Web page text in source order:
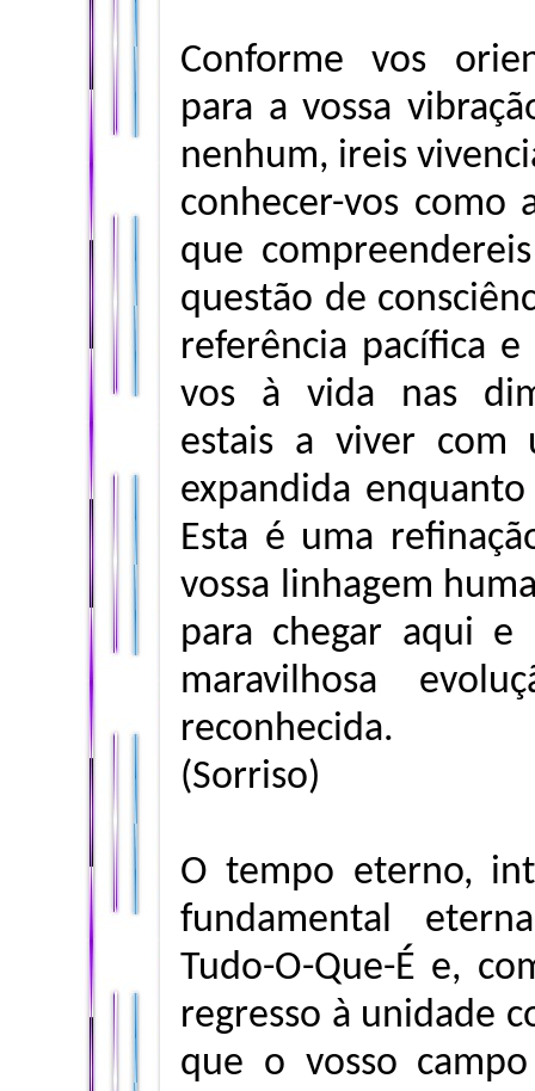
Conforme vos
para a vossa
nenhum, ireis
conhecer-vos como
que
questão de
referência pacífica e
vos à vida nas
estais a viver com
expandida
Esta é uma
vossa linhagem
para chegar aqui
maravilhosa
reconhecida.
(Sorriso)
O tempo eterno,
fundamental
Tudo-O-Que-É e,
regresso à unidade
que o vosso